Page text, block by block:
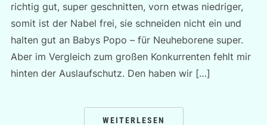
richtig gut, super geschnitten, vorn etwas niedriger,
somit ist der Nabel frei, sie schneiden nicht ein und
halten gut an Babys Popo – für Neuheborene super.
Aber im Vergleich zum großen Konkurrenten fehlt mir
hinten der Auslaufschutz. Den haben wir […]
WEITERLESEN